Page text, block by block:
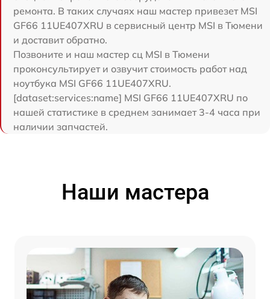
ремонта. В таких случаях наш мастер привезет MSI
GF66 11UE407XRU в сервисный центр MSI в Тюмени
и доставит обратно.
Позвоните и наш мастер сц MSI в Тюмени
проконсультирует и озвучит стоимость работ над
ноутбука MSI GF66 11UE407XRU.
[dataset:services:name] MSI GF66 11UE407XRU по
нашей статистике в среднем занимает 3-4 часа при
наличии запчастей.
Наши мастера